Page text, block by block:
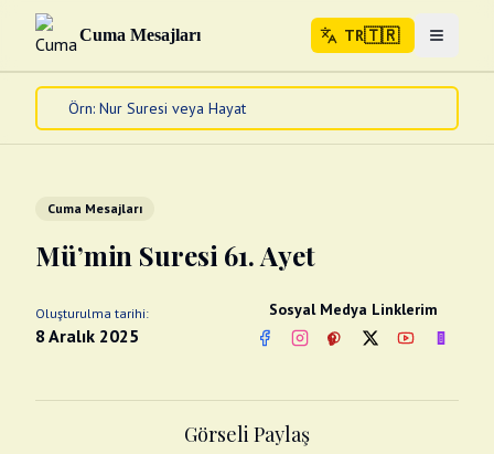
Cuma Mesajları TR🇹🇷 Menuyu
Ana Sayfa
Diğer
Abdest Videoları
Cuma Mesajları
Mü’min Suresi 61. Ayet
Oluşturulma tarihi:
8 Aralık 2025
Sosyal Medya Linklerim
FacebookInstagram
PinterestTwitterYouTube
Görseli Paylaş